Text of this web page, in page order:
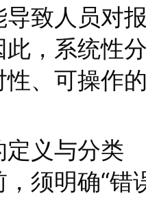
致人员对
，系统性
性、可操作
义与分类
须明确“错